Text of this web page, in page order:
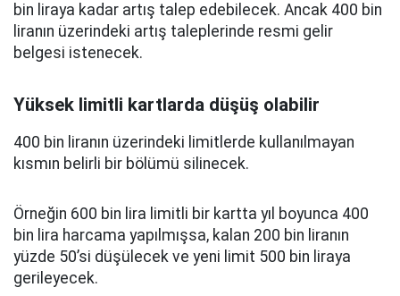
bin liraya kadar artış talep edebilecek. Ancak 400 bin
liranın üzerindeki artış taleplerinde resmi gelir
belgesi istenecek.
Yüksek limitli kartlarda düşüş olabilir
400 bin liranın üzerindeki limitlerde kullanılmayan
kısmın belirli bir bölümü silinecek.
Örneğin 600 bin lira limitli bir kartta yıl boyunca 400
bin lira harcama yapılmışsa, kalan 200 bin liranın
yüzde 50’si düşülecek ve yeni limit 500 bin liraya
gerileyecek.